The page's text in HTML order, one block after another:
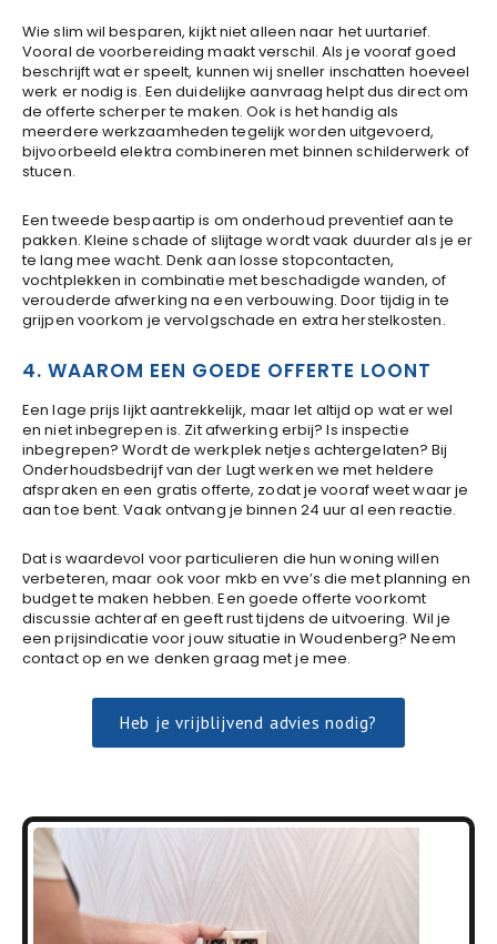
Wie slim wil besparen, kijkt niet alleen naar het uurtarief.
Vooral de voorbereiding maakt verschil. Als je vooraf goed
beschrijft wat er speelt, kunnen wij sneller inschatten hoeveel
werk er nodig is. Een duidelijke aanvraag helpt dus direct om
de offerte scherper te maken. Ook is het handig als
meerdere werkzaamheden tegelijk worden uitgevoerd,
bijvoorbeeld elektra combineren met binnen schilderwerk of
stucen.
Een tweede bespaartip is om onderhoud preventief aan te
pakken. Kleine schade of slijtage wordt vaak duurder als je er
te lang mee wacht. Denk aan losse stopcontacten,
vochtplekken in combinatie met beschadigde wanden, of
verouderde afwerking na een verbouwing. Door tijdig in te
grijpen voorkom je vervolgschade en extra herstelkosten.
4. WAAROM EEN GOEDE OFFERTE LOONT
Een lage prijs lijkt aantrekkelijk, maar let altijd op wat er wel
en niet inbegrepen is. Zit afwerking erbij? Is inspectie
inbegrepen? Wordt de werkplek netjes achtergelaten? Bij
Onderhoudsbedrijf van der Lugt werken we met heldere
afspraken en een gratis offerte, zodat je vooraf weet waar je
aan toe bent. Vaak ontvang je binnen 24 uur al een reactie.
Dat is waardevol voor particulieren die hun woning willen
verbeteren, maar ook voor mkb en vve’s die met planning en
budget te maken hebben. Een goede offerte voorkomt
discussie achteraf en geeft rust tijdens de uitvoering. Wil je
een prijsindicatie voor jouw situatie in Woudenberg? Neem
contact op en we denken graag met je mee.
Heb je vrijblijvend advies nodig?